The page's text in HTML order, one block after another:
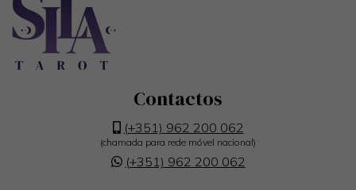
Contactos
(+351) 962 200 062
(chamada para rede móvel nacional)
(+351) 962 200 062